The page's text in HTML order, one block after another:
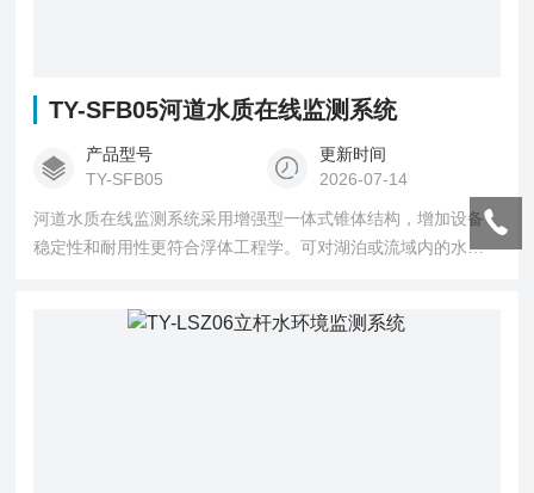
TY-SFB05河道水质在线监测系统
产品型号
TY-SFB05
更新时间
2026-07-14
河道水质在线监测系统采用增强型一体式锥体结构，增加设备
稳定性和耐用性更符合浮体工程学。可对湖泊或流域内的水